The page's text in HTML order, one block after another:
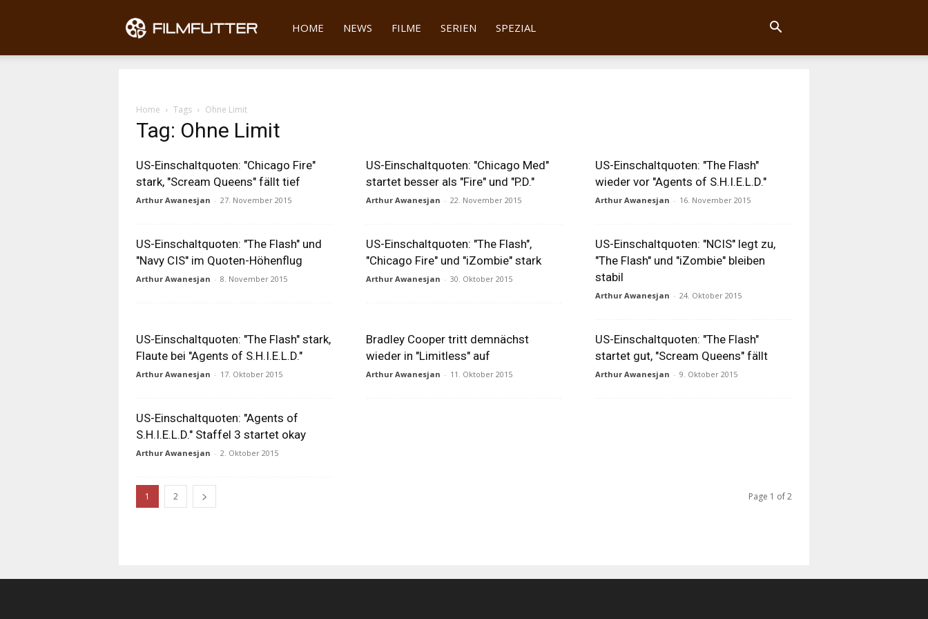
Filmfutter
HOME NEWS FILME SERIEN SPEZIAL
Home Tags Ohne Limit
Tag: Ohne Limit
US-Einschaltquoten: "Chicago Fire"
stark, "Scream Queens" fällt tief
Arthur Awanesjan - 27. November 2015
US-Einschaltquoten: "Chicago Med"
startet besser als "Fire" und "P.D."
Arthur Awanesjan - 22. November 2015
US-Einschaltquoten: "The Flash"
wieder vor "Agents of S.H.I.E.L.D."
Arthur Awanesjan - 16. November 2015
US-Einschaltquoten: "The Flash" und
"Navy CIS" im Quoten-Höhenflug
Arthur Awanesjan - 8. November 2015
US-Einschaltquoten: "The Flash",
"Chicago Fire" und "iZombie" stark
Arthur Awanesjan - 30. Oktober 2015
US-Einschaltquoten: "NCIS" legt zu,
"The Flash" und "iZombie" bleiben
stabil
Arthur Awanesjan - 24. Oktober 2015
US-Einschaltquoten: "The Flash" stark,
Flaute bei "Agents of S.H.I.E.L.D."
Arthur Awanesjan - 17. Oktober 2015
Bradley Cooper tritt demnächst
wieder in "Limitless" auf
Arthur Awanesjan - 11. Oktober 2015
US-Einschaltquoten: "The Flash"
startet gut, "Scream Queens" fällt
Arthur Awanesjan - 9. Oktober 2015
US-Einschaltquoten: "Agents of
S.H.I.E.L.D." Staffel 3 startet okay
Arthur Awanesjan - 2. Oktober 2015
1 2 Page 1 of 2